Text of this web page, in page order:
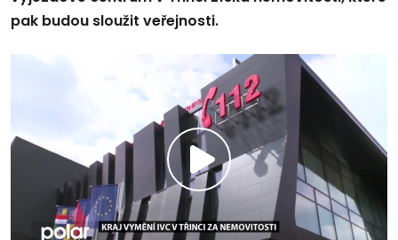
pak budou sloužit veřejnosti.
Přehrát
video